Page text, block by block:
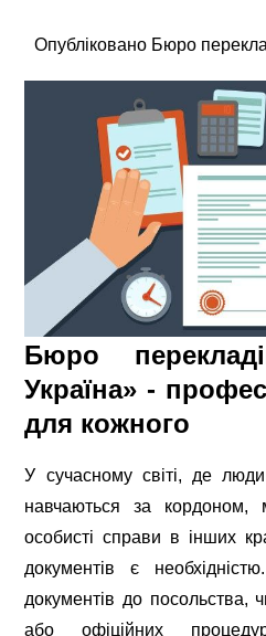
Опубліковано Бюро
Бюро
Україна» -
для кожного
У сучасному світі, де
навчаються за кордоном,
особисті справи в інших
документів є
документів до посольства,
або офіційних